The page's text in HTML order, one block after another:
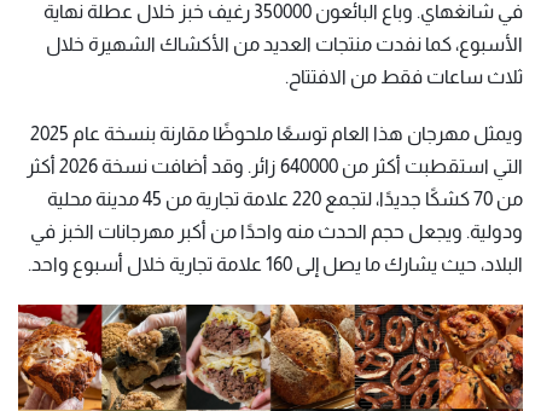
في شانغهاي. وباع البائعون 350000 رغيف خبز خلال عطلة نهاية
الأسبوع، كما نفدت منتجات العديد من الأكشاك الشهيرة خلال
ثلاث ساعات فقط من الافتتاح.
ويمثل مهرجان هذا العام توسعًا ملحوظًا مقارنة بنسخة عام 2025
التي استقطبت أكثر من 640000 زائر. وقد أضافت نسخة 2026 أكثر
من 70 كشكًا جديدًا، لتجمع 220 علامة تجارية من 45 مدينة محلية
ودولية. ويجعل حجم الحدث منه واحدًا من أكبر مهرجانات الخبز في
البلاد، حيث يشارك ما يصل إلى 160 علامة تجارية خلال أسبوع واحد.